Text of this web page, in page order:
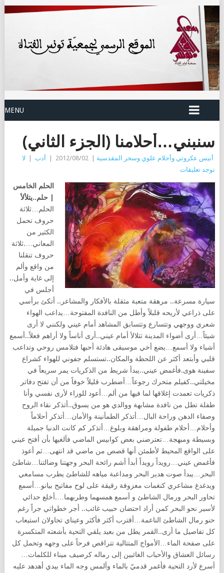
MENU
سنبني…أحلامنا (الجزء الثاني)
أنيس عكروتي وأحلام علوي وسحر المقدسية 2012/08/02 أدب
لا
توجد تعليقات
الحلم الخامس
| حلم..يتلألأ
الحلم…ثلاثة
حروف تحمل
الكثير من
المعاني….ثلاثة
حروف تنقلنا
من واقع وألم
إلى غاية وأمل..
أجلس في
سيارة مسرعة.. مرهقة متعبة مثقلة بالأفكار والمشاعر.. أتكئ برأسي
على ذراعي لأريحه قلبلاً وأطل من النافدة المفتوحة…يداعب الهواء
شعري ووجهي وتتسارع وتتسابق المشاهد أمام عيني ولكنني لا أرى
شيئاً…أرى أضواء المدينة تتلالأ أمام عيني..أرى أناساً ولا أراهم فعلاً..أسمع
أشياء ولا أسمع…يضع أخي موسيقى هادئة أحبها فتلامس روحي وتداعب
قلبي وأبتعد أكثر عن اللحظة والمكان..تستسلم جفوني للهواء كشراع
سفينة هوى.فأغمض عيني..يبدأ شريط من الذكريات يمر سريعاً في
مخيلتي..كفيلم متحرك رجوعاً…أضطرب قليلاً خوفاً من أن تفتح دفاتر
ذكريات تعمدت إغلاقها لما فيها من ألم…أعود للوراء لأرى نفسي وأنا
طفلة تطل من نافدة مشابهة ووالدي هو من يسوق..أتذكر نقاء الروح
وصفاء الدهن وراحة البال…أتذكر الطمأنينة والأمان…أتذكر أحلاماً
وأحلام…أحلام طفولة ومراهقة وبلوغ…أتذكر كم كانت الدنيا جميلة
وبسيطة ومبهجة…تعترضني بعض كوابيس الماضي فألغيها بأن أفتح عيني
على الواقع المحيط لأطمئن أنها قصص من ماضي قد انتهى…ثم أعوذ
فأغمض عيني…رويداً رويداً أبدأ أشم رائحة البحر وجهتنا وضالتنا…شاطئ
البحر…يبدأ صوت هدير البحر ومداعبة مياهه للشاطئ يطرب مسامعي
ويدغدغ مشاعري كنغمات معزوفة رقيقة على لوح مفاتيح بيانو…أسمع
تحاور البحر ورمال الشاطئ و أسمع همسهما وطربهما….أخلع حدائي
لأسير نحو البحر كمن أراد احتضان حبيب غائب.. أجر خطواتي جراً رغم
حنو رمال الشاطئ الناعمة…أقترب أكثر فأكثر وعيناي تحاولان استيعاب
كل تفاصيل ما أرى..القمر يطل من بعيد يلقي التحية بأشعته المتكسرة
على صفحة الماء…الأمواج المتتالية تتراقص فرحاً على وجهه وتحمل كل
رسائل العشاق والأحباب الغائبين إلى رماله كرصيف ميناء للكلمات…
أسرع لأرد التحية فأغمر قدميّ بالماء وألمس وجه الماء بيدي أهدهد عليه